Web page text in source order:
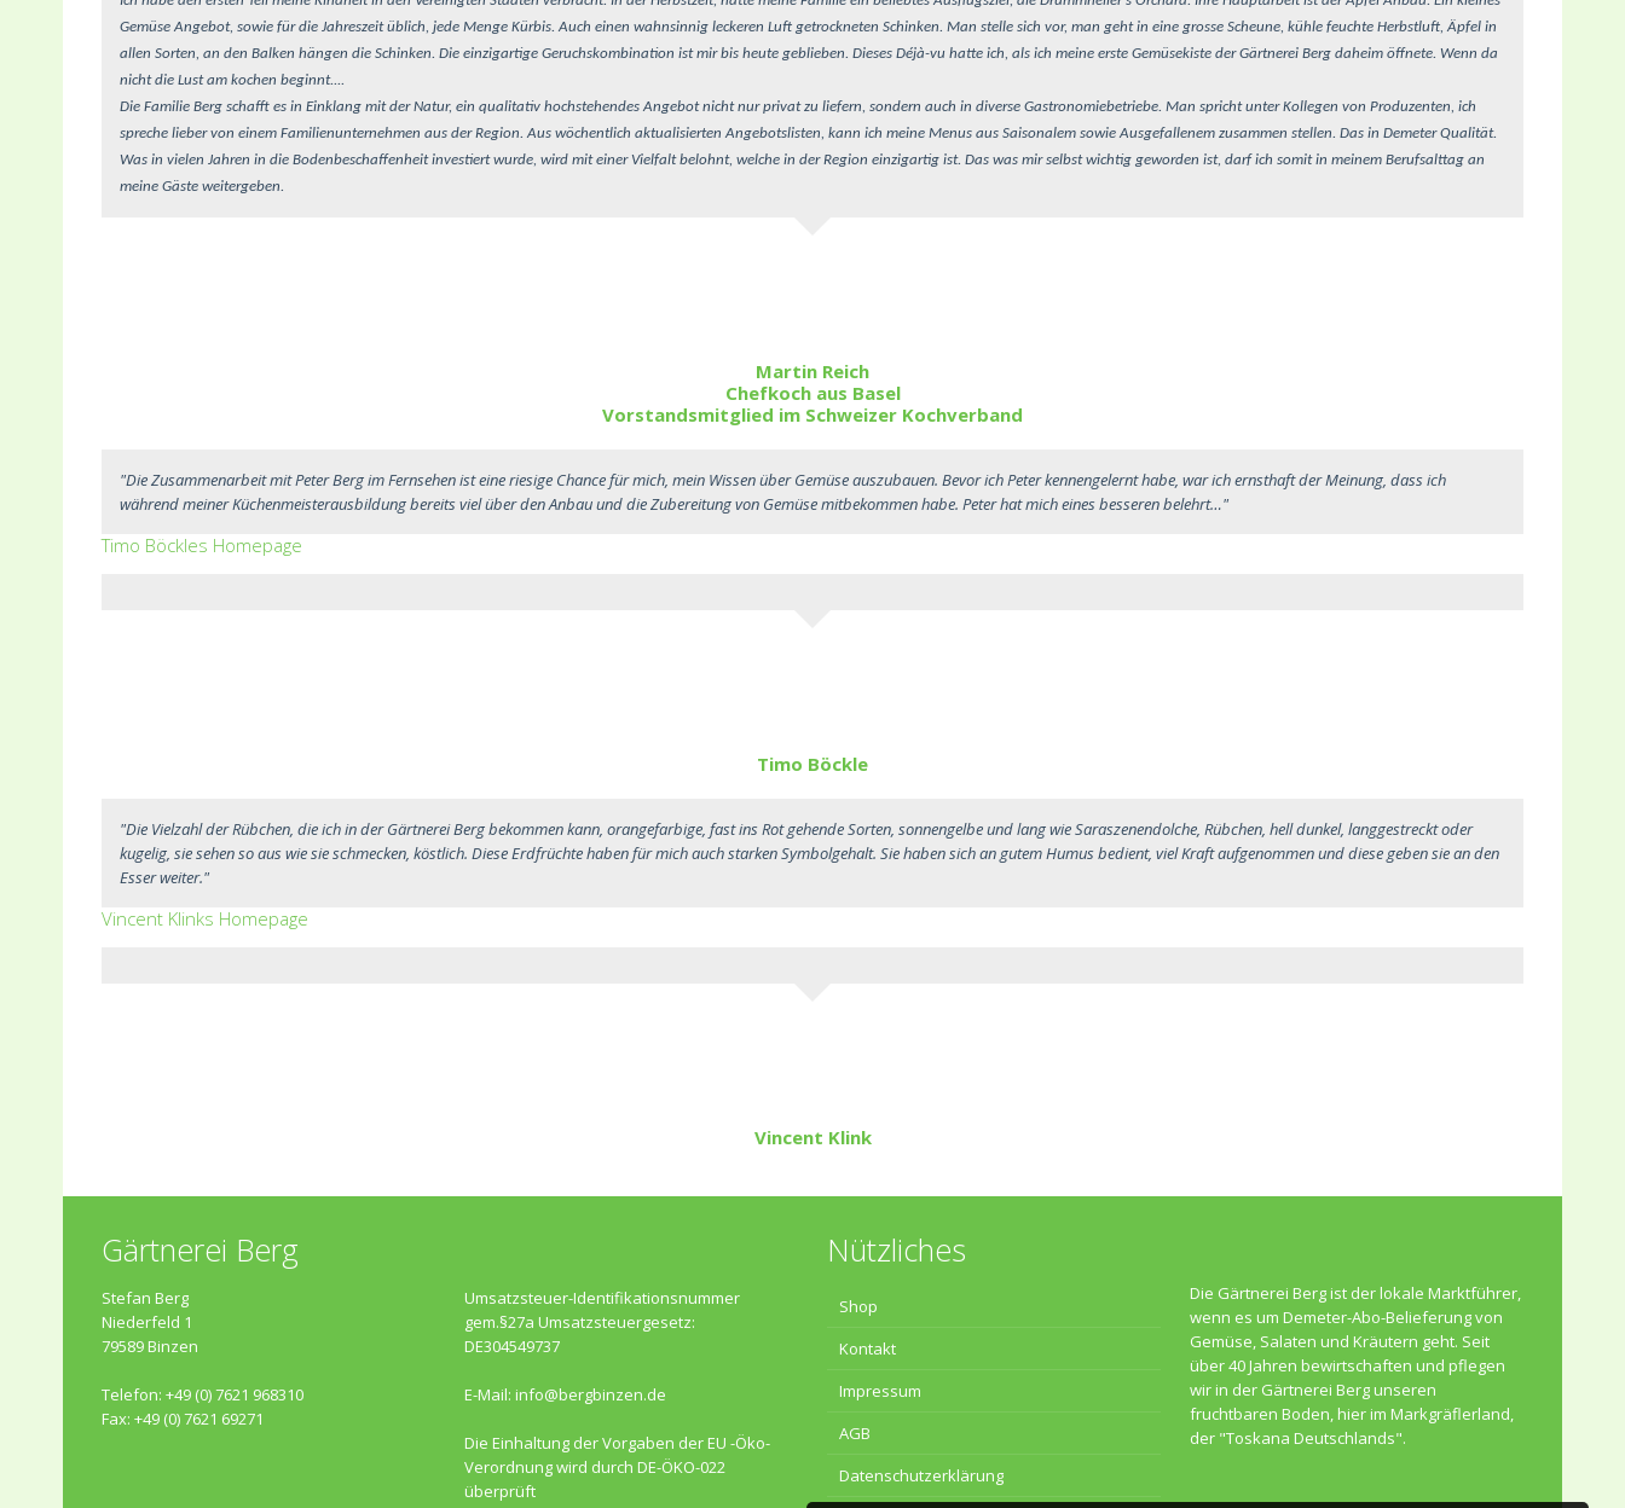
Gemüse Angebot, sowie für die Jahreszeit üblich, jede Menge Kürbis. Auch einen wahnsinnig leckeren Luft getrockneten Schinken. Man stelle sich vor, man geht in eine grosse Scheune, kühle feuchte Herbstluft, Äpfel in
allen Sorten, an den Balken hängen die Schinken. Die einzigartige Geruchskombination ist mir bis heute geblieben. Dieses Déjà-vu hatte ich, als ich meine erste Gemüsekiste der Gärtnerei Berg daheim öffnete. Wenn da
nicht die Lust am kochen beginnt....
Die Familie Berg schafft es in Einklang mit der Natur, ein qualitativ hochstehendes Angebot nicht nur privat zu liefern, sondern auch in diverse Gastronomiebetriebe. Man spricht unter Kollegen von Produzenten, ich
spreche lieber von einem Familienunternehmen aus der Region. Aus wöchentlich aktualisierten Angebotslisten, kann ich meine Menus aus Saisonalem sowie Ausgefallenem zusammen stellen. Das in Demeter Qualität.
Was in vielen Jahren in die Bodenbeschaffenheit investiert wurde, wird mit einer Vielfalt belohnt, welche in der Region einzigartig ist. Das was mir selbst wichtig geworden ist, darf ich somit in meinem Berufsalttag an
meine Gäste weitergeben.
Martin Reich
Chefkoch aus Basel
Vorstandsmitglied im Schweizer Kochverband
"Die Zusammenarbeit mit Peter Berg im Fernsehen ist eine riesige Chance für mich, mein Wissen über Gemüse auszubauen. Bevor ich Peter kennengelernt habe, war ich ernsthaft der Meinung, dass ich
während meiner Küchenmeisterausbildung bereits viel über den Anbau und die Zubereitung von Gemüse mitbekommen habe. Peter hat mich eines besseren belehrt…"
Timo Böckles Homepage
Timo Böckle
"Die Vielzahl der Rübchen, die ich in der Gärtnerei Berg bekommen kann, orangefarbige, fast ins Rot gehende Sorten, sonnengelbe und lang wie Saraszenendolche, Rübchen, hell dunkel, langgestreckt oder
kugelig, sie sehen so aus wie sie schmecken, köstlich. Diese Erdfrüchte haben für mich auch starken Symbolgehalt. Sie haben sich an gutem Humus bedient, viel Kraft aufgenommen und diese geben sie an den
Esser weiter."
Vincent Klinks Homepage
Vincent Klink
Gärtnerei Berg
Stefan Berg
Niederfeld 1
79589 Binzen
Telefon: +49 (0) 7621 968310
Fax: +49 (0) 7621 69271
Umsatzsteuer-Identifikationsnummer
gem.§27a Umsatzsteuergesetz:
DE304549737
E-Mail: info@bergbinzen.de
Die Einhaltung der Vorgaben der EU -Öko-
Verordnung wird durch DE-ÖKO-022
überprüft
Nützliches
Shop
Kontakt
Impressum
AGB
Datenschutzerklärung
Die Gärtnerei Berg ist der lokale Marktführer,
wenn es um Demeter-Abo-Belieferung von
Gemüse, Salaten und Kräutern geht. Seit
über 40 Jahren bewirtschaften und pflegen
wir in der Gärtnerei Berg unseren
fruchtbaren Boden, hier im Markgräflerland,
der "Toskana Deutschlands".